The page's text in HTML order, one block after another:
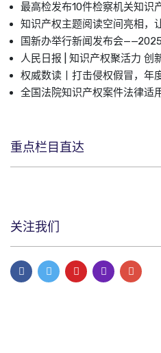
最高检发布10件检察机关知识
知识产权主题阅读空间亮相，
国新办举行新闻发布会
人民日报 | 知识产权聚活力 创
权威数读丨打击侵权假冒，年
全国法院知识产权案件法律适
重点栏目直达
关注我们